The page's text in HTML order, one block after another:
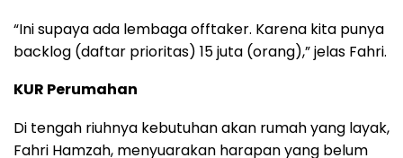
“Ini supaya ada lembaga offtaker. Karena kita punya
backlog (daftar prioritas) 15 juta (orang),” jelas Fahri.
KUR Perumahan
Di tengah riuhnya kebutuhan akan rumah yang layak,
Fahri Hamzah, menyuarakan harapan yang belum